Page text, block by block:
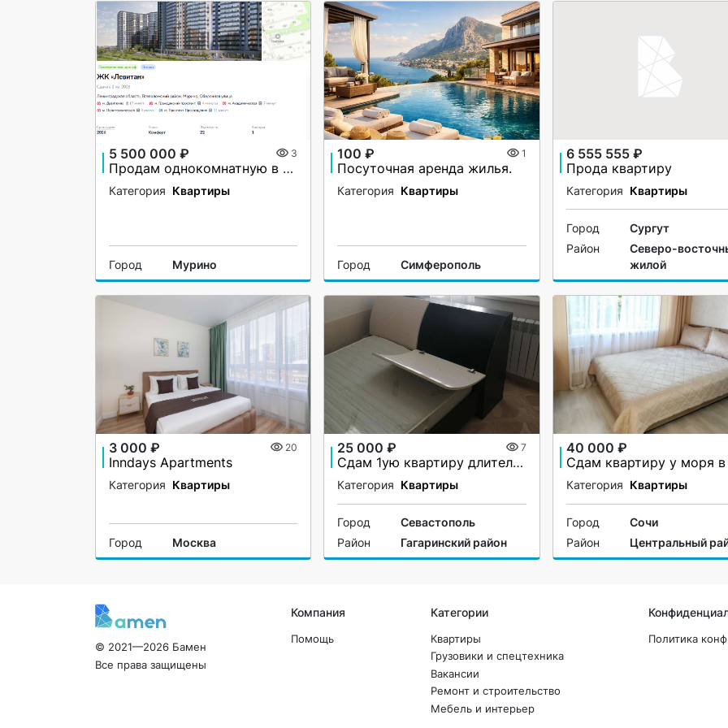
5 500 000 ₽ 3
Продам однокомнатную в ЖК Левитан
Категория Квартиры
Город Мурино
100 ₽ 1
Посуточная аренда жилья.
Категория Квартиры
Город Симферополь
6 555 555 ₽
Прода квартиру
Категория Квартиры
Город
Сургут
Район
Северо-
жилой
3 000 ₽ 20
Inndays Apartments
Категория Квартиры
Город Москва
25 000 ₽ 7
Сдам 1ую квартиру длительно
Категория Квартиры
Город
Севастополь
Район
Гагаринский район
40 000 ₽
Категория Квартиры
Город
Сочи
Район
Центральный
© 2021—2026 Бамен
Все права защищены
Компания
Помощь
Категории
Квартиры
Грузовики и спецтехника
Вакансии
Ремонт и строительство
Мебель и интерьер
Политика